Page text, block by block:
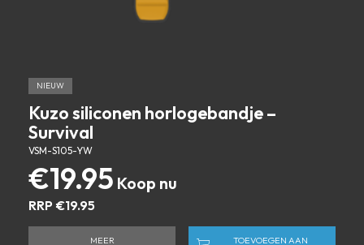
NIEUW
Kuzo siliconen horlogebandje –
Survival
VSM-S105-YW
€19.95
RRP €19.95
MEER TOEVOEGEN AAN